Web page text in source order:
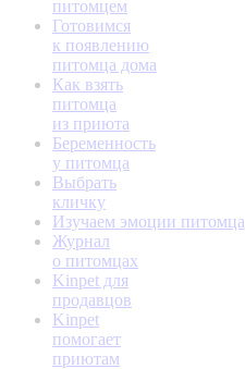
питомцем
Готовимся
к появлению
питомца дома
Как взять
питомца
из приюта
Беременность
у питомца
Выбрать
кличку
Изучаем эмоции питомца
Журнал
о питомцах
Kinpet для
продавцов
Kinpet
помогает
приютам